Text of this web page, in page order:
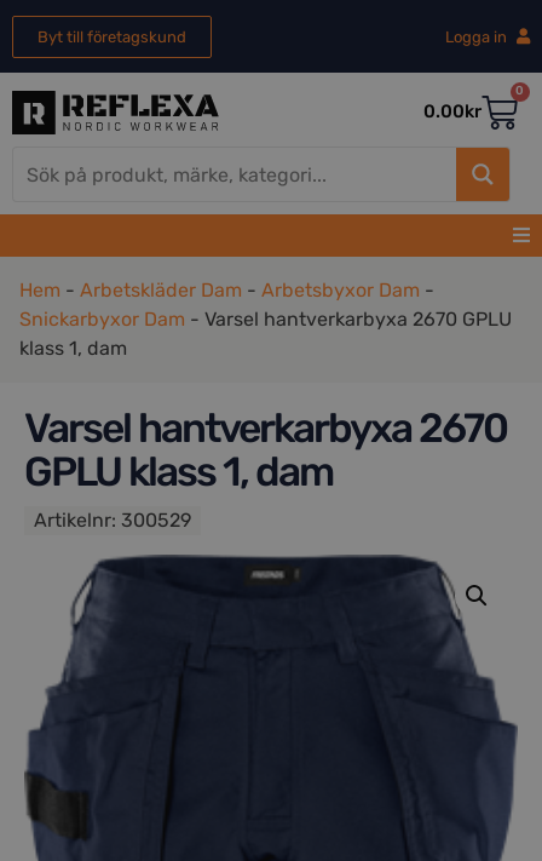
Byt till företagskund Logga in
0.00kr
0
Hem - Arbetskläder Dam - Arbetsbyxor Dam -
Snickarbyxor Dam - Varsel hantverkarbyxa 2670 GPLU
klass 1, dam
Varsel hantverkarbyxa 2670
GPLU klass 1, dam
Artikelnr: 300529